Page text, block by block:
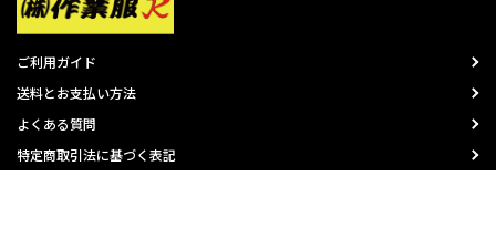
ご利用ガイド
送料とお支払い方法
よくある質問
特定商取引法に基づく表記